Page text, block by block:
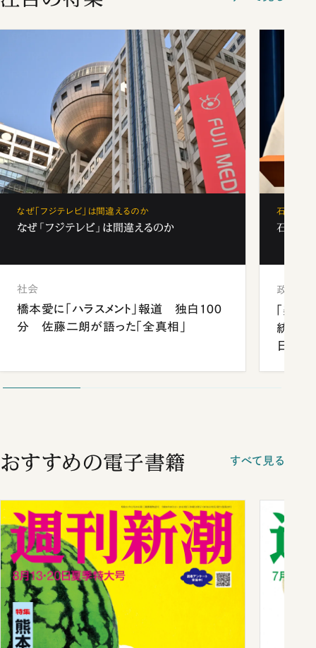
なぜ「フジテレビ」は間違えるのか
なぜ「フジテレビ」は間違えるのか
社会
橋本愛に「ハラスメント」報道 独白100
分 佐藤二朗が語った「全真相」
石破茂、
石破茂
政治
「楽し
統領と
日米
おすすめの電子書籍 すべて見る